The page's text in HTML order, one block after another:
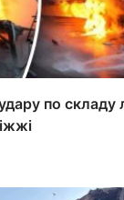
по складу